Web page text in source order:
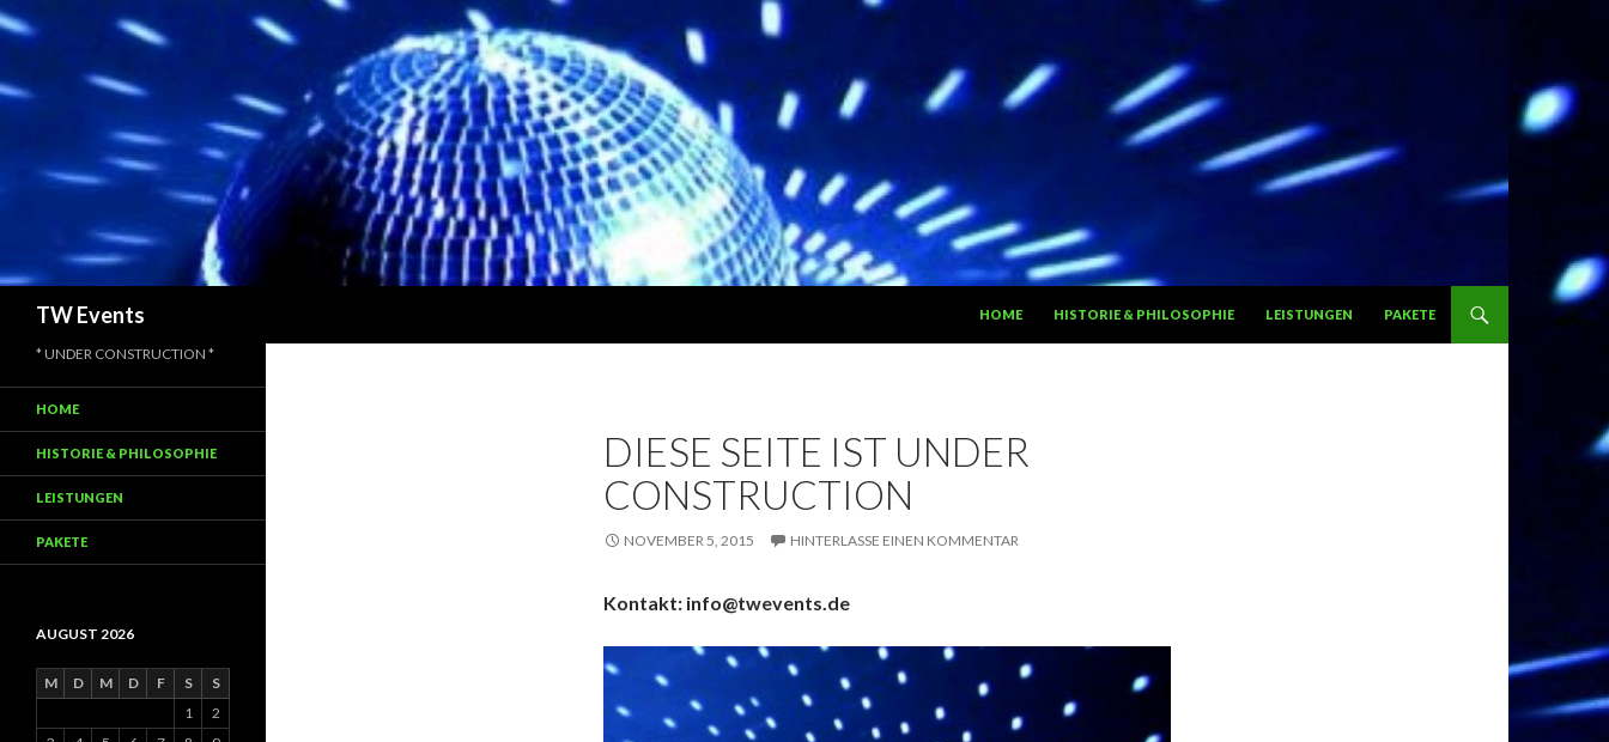
TW Events
HOME
HISTORIE & PHILOSOPHIE LEISTUNGEN PAKETE
DIESE SEITE IST UNDER
CONSTRUCTION
NOVEMBER 5, 2015 HINTERLASSE EINEN KOMMENTAR
Kontakt: info@twevents.de
* UNDER CONSTRUCTION *
HOME
HISTORIE & PHILOSOPHIE
LEISTUNGEN
PAKETE
AUGUST 2026
M D M D F S S
1
2